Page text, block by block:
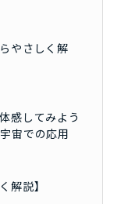
やさしく解
感してみよう
宙での応用
解説】